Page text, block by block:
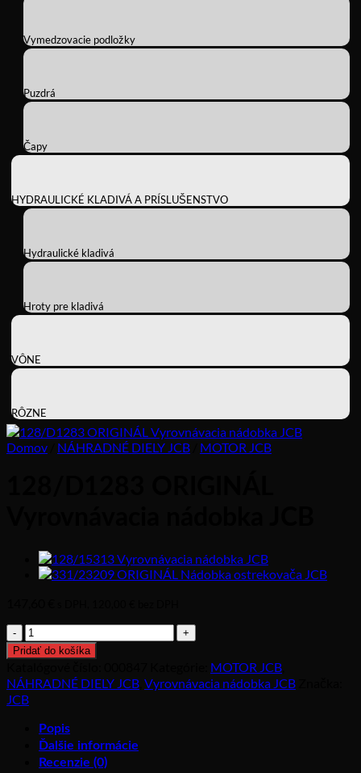
Vymedzovacie podložky
Puzdrá
Čapy
HYDRAULICKÉ KLADIVÁ A PRÍSLUŠENSTVO
Hydraulické kladivá
Hroty pre kladivá
VÔNE
RÔZNE
Domov NÁHRADNÉ DIELY JCB MOTOR JCB
množstvo
128/D1283
ORIGINÁL
Vyrovnávacia
nádobka
JCB
Pridať do košíka
MOTOR JCB
NÁHRADNÉ DIELY JCB Vyrovnávacia nádobka JCB
JCB
Popis
Ďalšie informácie
Recenzie (0)